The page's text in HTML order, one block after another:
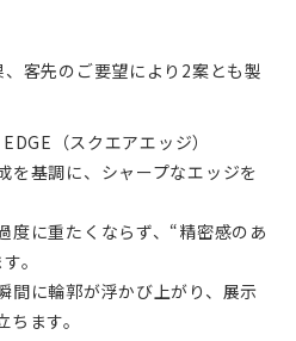
客先のご要望により2案とも製
（スクエアエッジ）
を基調に、シャープなエッジを
度に重たくならず、“精密感のあ
。
間に輪郭が浮かび上がり、展示
ます。